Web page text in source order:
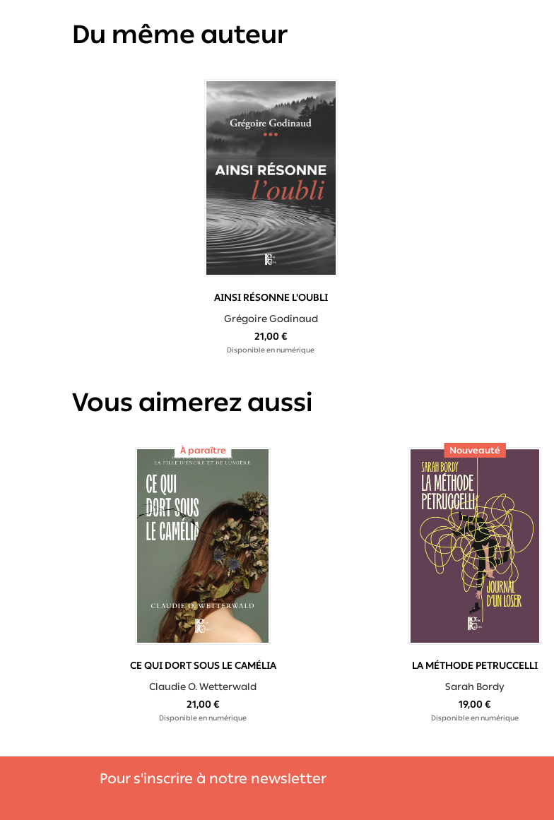
Du même auteur
AINSI RÉSONNE L'OUBLI
Grégoire Godinaud
21,00 €
Disponible en numérique
Vous aimerez aussi
À paraître
CE QUI DORT SOUS LE CAMÉLIA
Claudie O. Wetterwald
21,00 €
Disponible en numérique
Nouveauté
LA MÉTHODE PETRUCCELLI
Sarah Bordy
19,00 €
Disponible en numérique
Pour s'inscrire à notre newsletter